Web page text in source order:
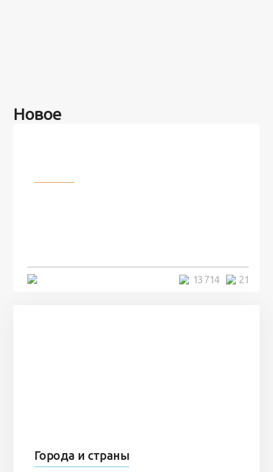
Новое
21
13 714
Города и страны